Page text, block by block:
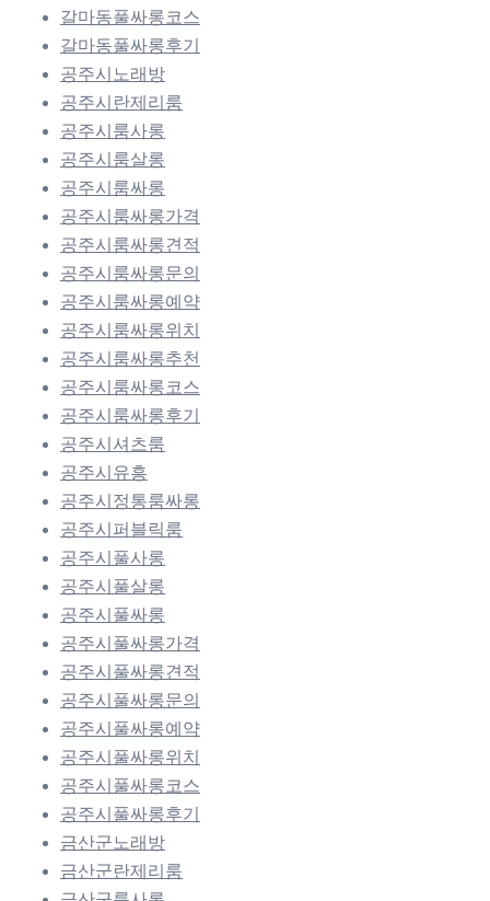
갈마동풀싸롱코스
갈마동풀싸롱후기
공주시노래방
공주시란제리룸
공주시룸사롱
공주시룸살롱
공주시룸싸롱
공주시룸싸롱가격
공주시룸싸롱견적
공주시룸싸롱문의
공주시룸싸롱예약
공주시룸싸롱위치
공주시룸싸롱추천
공주시룸싸롱코스
공주시룸싸롱후기
공주시셔츠룸
공주시유흥
공주시정통룸싸롱
공주시퍼블릭룸
공주시풀사롱
공주시풀살롱
공주시풀싸롱
공주시풀싸롱가격
공주시풀싸롱견적
공주시풀싸롱문의
공주시풀싸롱예약
공주시풀싸롱위치
공주시풀싸롱코스
공주시풀싸롱후기
금산군노래방
금산군란제리룸